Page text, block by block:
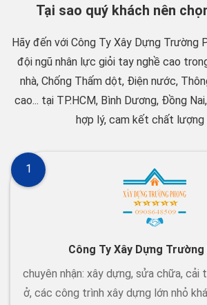
Tại sao quý khách nên
Hãy đến với Công Ty Xây Dựng Trường
đội ngũ nhân lực giỏi tay nghề cao
nhà, Chống Thấm dột, Điện nước,
cao... tại TP.HCM, Bình Dương, Đồng
hợp lý, cam kết chất
Công Ty Xây Dựng Trường
chuyên nhận: xây dựng, sửa chữa, cải
ở, các công trình xây dựng lớn nhỏ
1